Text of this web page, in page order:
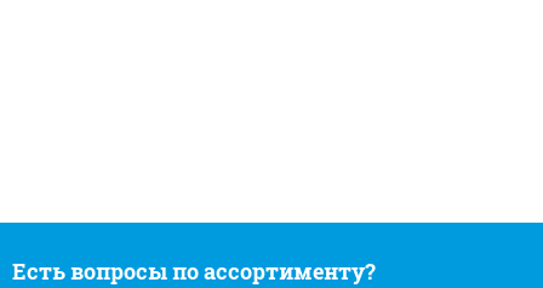
Есть вопросы по ассортименту?